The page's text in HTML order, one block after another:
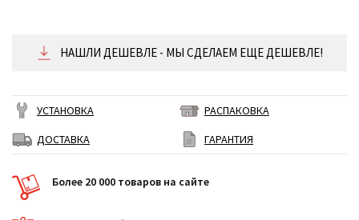
НАШЛИ ДЕШЕВЛЕ - МЫ СДЕЛАЕМ ЕЩЕ ДЕШЕВЛЕ!
УСТАНОВКА
РАСПАКОВКА
ДОСТАВКА
ГАРАНТИЯ
Более 20 000 товаров на сайте